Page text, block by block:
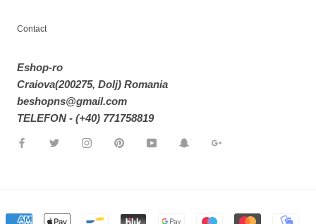
Contact
Eshop-ro
Craiova(200275, Dolj) Romania
beshopns@gmail.com
TELEFON - (+40) 771758819